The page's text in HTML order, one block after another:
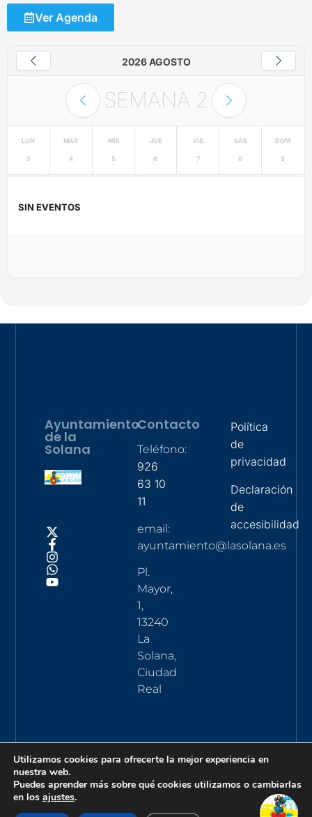
Ver Agenda
2026 AGOSTO
SEMANA 2
LUN
3
MAR
4
MIÉ
5
JUE
6
VIE
7
SÁB
8
DOM
9
SIN EVENTOS
Ayuntamiento
de la
Solana
Contacto
Teléfono:
926
63 10
11
email:
ayuntamiento@lasolana.es
Pl.
Mayor,
1,
13240
La
Solana,
Ciudad
Real
Política
de
privacidad
Declaración
de
accesibilidad
Utilizamos cookies para ofrecerte la mejor experiencia en
nuestra web.
Puedes aprender más sobre qué cookies utilizamos o cambiarlas
en los ajustes.